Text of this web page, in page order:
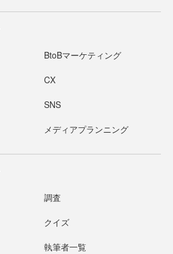
BtoBマーケティング
CX
SNS
メディアプランニング
調査
クイズ
執筆者一覧